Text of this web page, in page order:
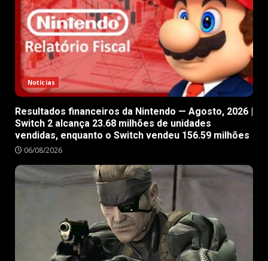
Notícias
Resultados financeiros da Nintendo — Agosto, 2026 |
Switch 2 alcança 23.68 milhões de unidades
vendidas, enquanto o Switch vendeu 156.59 milhões
06/08/2026